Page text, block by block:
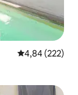
Vlerësimi
4,84 (222)